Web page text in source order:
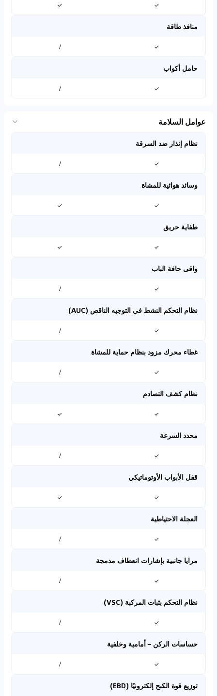
✓
✓
منافذ طاقة
✓
/
حامل أكواب
✓
/
عوامل السلامة
نظام إنذار ضد السرقة
✓
/
وسائد هوائية للمشاة
✓
✓
طفاية حريق
✓
✓
واقى حافة الباب
✓
/
نظام التحكم النشط في التوجيه الناقص (AUC)
✓
/
غطاء محرك مزود بنظام حماية للمشاة
✓
/
نظام كشف التصادم
✓
✓
محدد السرعة
✓
/
قفل الأبواب الأوتوماتيكي
✓
✓
العجلة الاحتياطية
✓
/
مرايا جانبية بإشارات انعطاف مدمجة
✓
/
نظام التحكم بثبات المركبة (VSC)
✓
/
حساسات الركن – أمامية وخلفية
✓
/
توزيع قوة الكبح إلكترونيًا (EBD)